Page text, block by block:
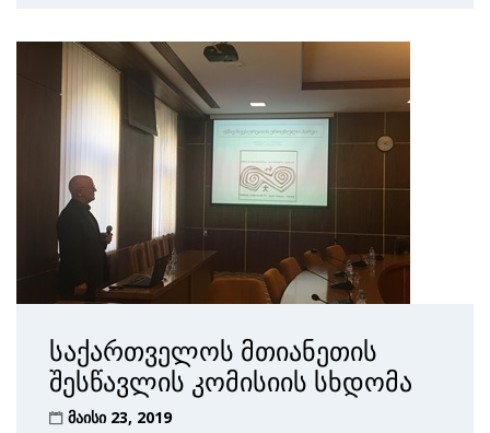
საქართველოს მთიანეთის
შესწავლის კომისიის სხდომა
მაისი 23, 2019